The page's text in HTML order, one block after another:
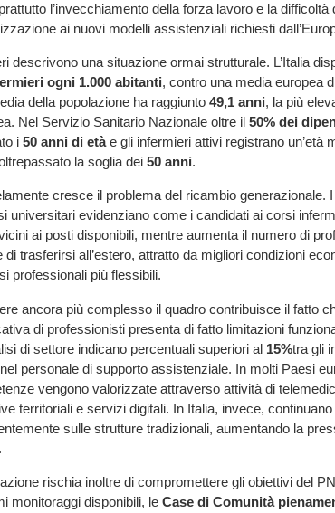
l’invecchiamento della forza lavoro e la difficoltà
ai nuovi modelli assistenziali richiesti
descrivono una situazione ormai strutturale. L’Italia
ogni 1.000 abitanti, contro una media europea
della popolazione ha raggiunto 49,1 anni, la più
Nel Servizio Sanitario Nazionale oltre il 50% dei
i 50 anni di etàe gli infermieri attivi registrano un’età
la soglia dei 50 anni.
cresce il problema del ricambio generazionale.
universitari evidenziano come i candidati ai corsi
ai posti disponibili, mentre aumenta il numero di
di trasferirsi all’estero, attratto da migliori condizioni
professionali più flessibili.
ancora più complesso il quadro contribuisce il fatto
di professionisti presenta di fatto limitazioni
di settore indicano percentuali superiori al 15%tra gli
nel personale di supporto assistenziale. In molti Paesi
vengono valorizzate attraverso attività di
territoriali e servizi digitali. In Italia, invece,
sulle strutture tradizionali, aumentando la
rischia inoltre di compromettere gli obiettivi del
monitoraggi disponibili, le Case di Comunità